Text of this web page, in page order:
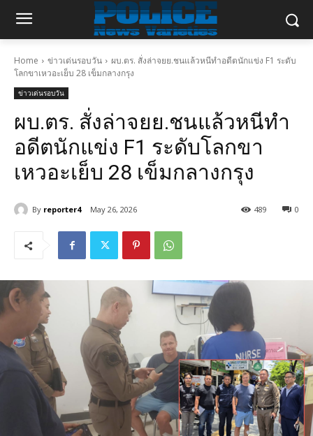
Home ข่าวเด่นรอบวัน
ผบ.ตร. สั่งล่าจยย.ชนแล้วหนีทำอดีตนักแข่ง F1 ระดับ
โลกขาเหวอะเย็บ 28 เข็มกลางกรุง
ข่าวเด่นรอบวัน
ผบ.ตร. สั่งล่าจยย.ชนแล้วหนีทำ
อดีตนักแข่ง F1 ระดับโลกขา
เหวอะเย็บ 28 เข็มกลางกรุง
By reporter4 May 26, 2026 0
489